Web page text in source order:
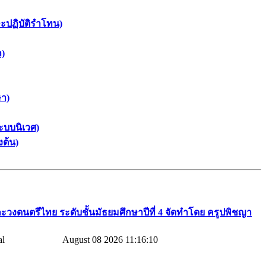
ปฏิบัติรำโทน)
)
บนิเวศ)
ต้น)
ะวงดนตรีไทย​ ระดับชั้นมัธยมศึกษาปีที่​ 4​ จัดทำโดย​ ครูปพิชญา​
August 08 2026 11:16:10